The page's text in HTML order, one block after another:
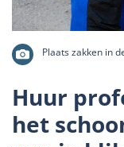
Plaats zakken in
Huur
het